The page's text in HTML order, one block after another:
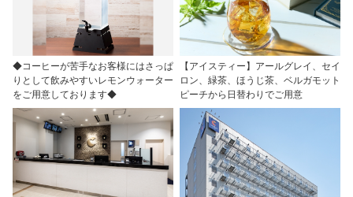
◆コーヒーが苦手なお客様にはさっぱ
りとして飲みやすいレモンウォーター
をご用意しております◆
【アイスティー】アールグレイ、セイ
ロン、緑茶、ほうじ茶、ベルガモット
ピーチから日替わりでご用意